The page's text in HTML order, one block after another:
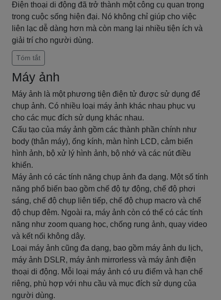
Điện thoại di động đã trở thành một công cụ quan trọng
trong cuộc sống hiện đại. Nó không chỉ giúp cho việc
liên lạc dễ dàng hơn mà còn mang lại nhiều tiện ích và
giải trí cho người dùng.
Tóm tắt
Máy ảnh
Máy ảnh là một phương tiện điện tử được sử dụng để
chụp ảnh. Có nhiều loại máy ảnh khác nhau phục vụ
cho các mục đích sử dụng khác nhau.
Cấu tạo của máy ảnh gồm các thành phần chính như
body (thân máy), ống kính, màn hình LCD, cảm biến
hình ảnh, bộ xử lý hình ảnh, bộ nhớ và các nút điều
khiển.
Máy ảnh có các tính năng chụp ảnh đa dạng. Một số tính
năng phổ biến bao gồm chế độ tự động, chế độ phơi
sáng, chế độ chụp liên tiếp, chế độ chụp macro và chế
độ chụp đêm. Ngoài ra, máy ảnh còn có thể có các tính
năng như zoom quang học, chống rung ảnh, quay video
và kết nối không dây.
Loại máy ảnh cũng đa dạng, bao gồm máy ảnh du lịch,
máy ảnh DSLR, máy ảnh mirrorless và máy ảnh điện
thoại di động. Mỗi loại máy ảnh có ưu điểm và hạn chế
riêng, phù hợp với nhu cầu và mục đích sử dụng của
người dùng.